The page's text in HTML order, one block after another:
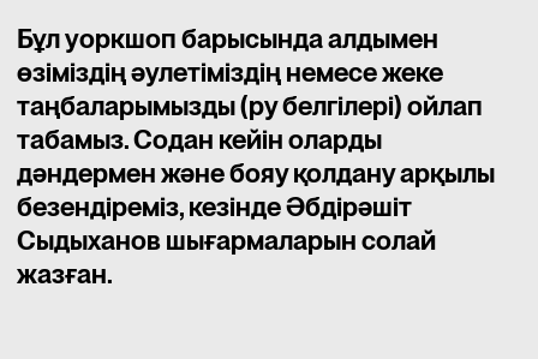
Бұл уоркшоп барысында алдымен
өзіміздің әулетіміздің немесе жеке
таңбаларымызды (ру белгілері) ойлап
табамыз. Содан кейін оларды
дәндермен және бояу қолдану арқылы
безендіреміз, кезінде Әбдірәшіт
Сыдыханов шығармаларын солай
жазған.